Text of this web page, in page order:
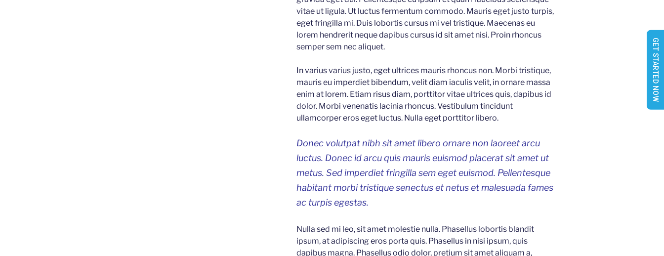
vitae ut ligula. Ut luctus fermentum commodo. Mauris eget justo turpis,
eget fringilla mi. Duis lobortis cursus mi vel tristique. Maecenas eu
lorem hendrerit neque dapibus cursus id sit amet nisi. Proin rhoncus
semper sem nec aliquet.
In varius varius justo, eget ultrices mauris rhoncus non. Morbi tristique,
mauris eu imperdiet bibendum, velit diam iaculis velit, in ornare massa
enim at lorem. Etiam risus diam, porttitor vitae ultrices quis, dapibus id
dolor. Morbi venenatis lacinia rhoncus. Vestibulum tincidunt
ullamcorper eros eget luctus. Nulla eget porttitor libero.
Donec volutpat nibh sit amet libero ornare non laoreet arcu
luctus. Donec id arcu quis mauris euismod placerat sit amet ut
metus. Sed imperdiet fringilla sem eget euismod. Pellentesque
habitant morbi tristique senectus et netus et malesuada fames
ac turpis egestas.
Nulla sed mi leo, sit amet molestie nulla. Phasellus lobortis blandit
ipsum, at adipiscing eros porta quis. Phasellus in nisi ipsum, quis
dapibus magna. Phasellus odio dolor, pretium sit amet aliquam a,
GET STARTED NOW